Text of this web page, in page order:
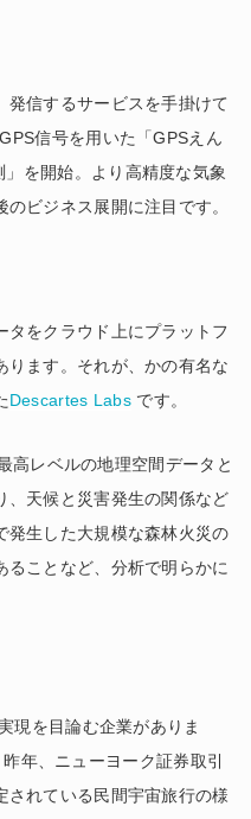
発信するサービスを手掛けて
信号を用いた「GPSえん
を開始。より高精度な気象
ビジネス展開に注目です。
タをクラウド上にプラットフ
ります。それが、かの有名な
Descartes Labs です。
高レベルの地理空間データと
、天候と災害発生の関係など
発生した大規模な森林火災の
ことなど、分析で明らかに
現を目論む企業がありま
年、ニューヨーク証券取引
されている民間宇宙旅行の様